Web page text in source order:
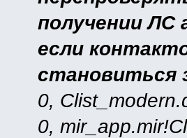
получении ЛС
если
становиться
0,
0,